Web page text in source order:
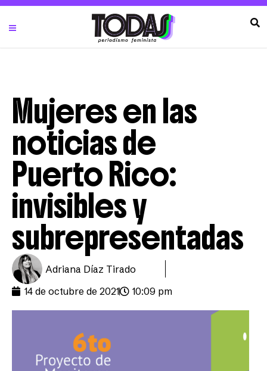
Mujeres en las
noticias de
Puerto Rico:
invisibles y
subrepresentadas
Adriana Díaz Tirado
14 de octubre de 2021
10:09 pm